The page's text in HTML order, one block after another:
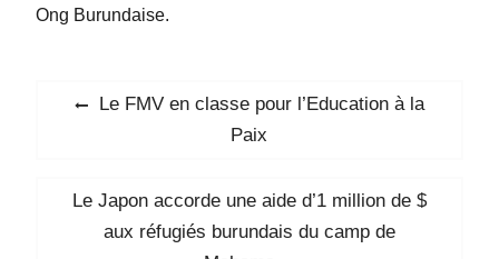
Ong Burundaise.
Navigation
Previous
Le FMV en classe pour l’Education à la
Paix
Next
post:
Le Japon accorde une aide d’1 million de $
aux réfugiés burundais du camp de